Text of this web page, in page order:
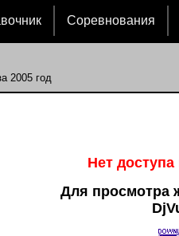
Соревнования
2005 год
Нет
Для просмотра